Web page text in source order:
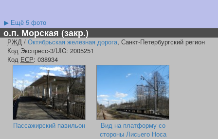
▶ Ещё 5 фото
о.п. Морская(закр.)
РЖД / Октябрьская железная дорога, Санкт-Петербургский регион
Код Экспресс-3/UIC: 2005251
Код ЕСР: 038934
Пассажирский павильон
Вид на платформу со
стороны Лисьего Носа